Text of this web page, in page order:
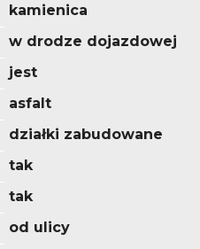
kamienica
w drodze dojazdowej
jest
asfalt
działki zabudowane
tak
tak
od ulicy